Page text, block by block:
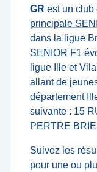
GR est un club
principale
dans la ligue
SENIOR F1
ligue Ille et
allant de
département
suivante : 15
PERTRE
Suivez les
pour une ou